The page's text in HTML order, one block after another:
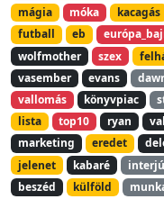
mágia
móka kacagás
futball
eb
wolfmother
szex
vasember
evans
vallomás
könyvpiac
lista
top10 ryan
marketing
eredet
jelenet
kabaré interjú
beszéd
külföld